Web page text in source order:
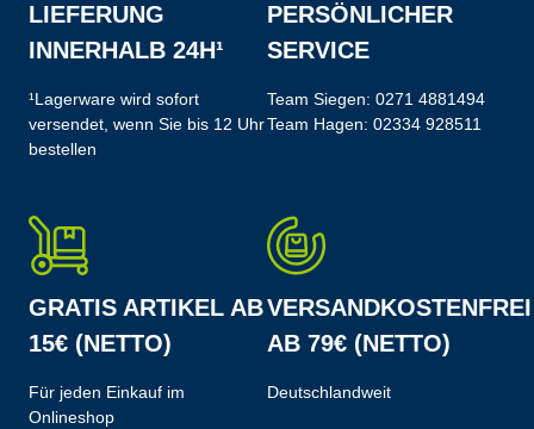
LIEFERUNG
INNERHALB 24H¹
¹Lagerware wird sofort
versendet, wenn Sie bis 12 Uhr
bestellen
PERSÖNLICHER
SERVICE
Team Siegen: 0271 4881494
Team Hagen: 02334 928511
GRATIS ARTIKEL AB
15€ (NETTO)
Für jeden Einkauf im
Onlineshop
VERSANDKOSTENFREI
AB 79€ (NETTO)
Deutschlandweit